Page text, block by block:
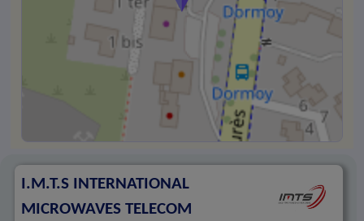
I.M.T.S INTERNATIONAL
MICROWAVES TELECOM